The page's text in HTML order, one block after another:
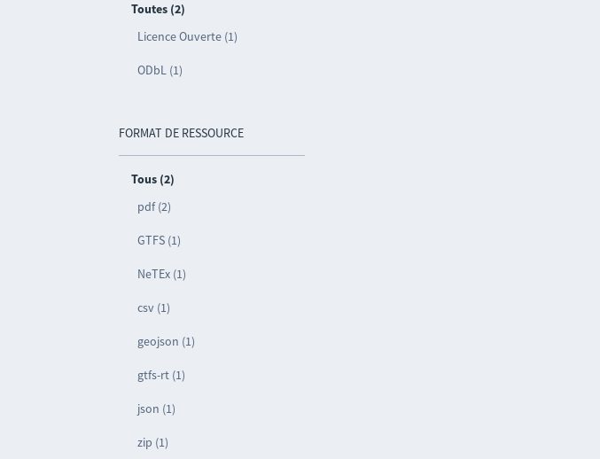
Toutes (2)
Licence Ouverte (1)
ODbL (1)
FORMAT DE RESSOURCE
Tous (2)
pdf (2)
GTFS (1)
NeTEx (1)
csv (1)
geojson (1)
gtfs-rt (1)
json (1)
zip (1)